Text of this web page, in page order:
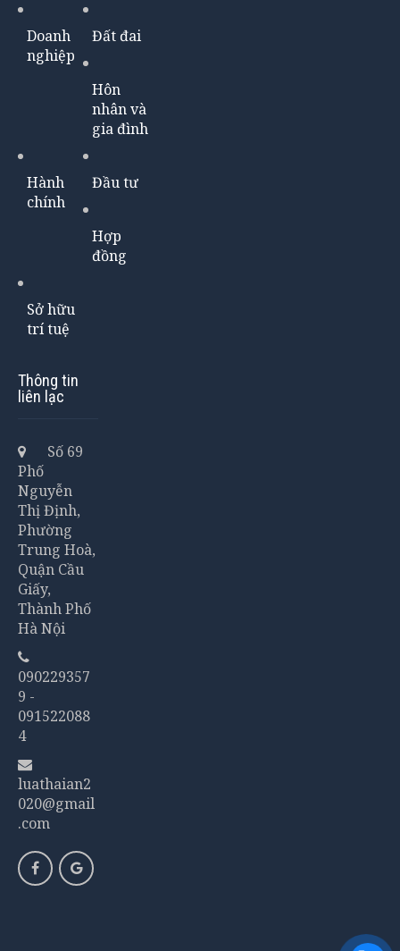
Doanh
nghiệp
Đất đai
Hôn
nhân và
gia đình
Hành
chính
Đầu tư
Hợp
đồng
Sở hữu
trí tuệ
Thông tin
liên lạc
Số 69
Phố
Nguyễn
Thị Định,
Phường
Trung Hoà,
Quận Cầu
Giấy,
Thành Phố
Hà Nội
090229357
9 -
091522088
4
luathaian2
020@gmail
.com